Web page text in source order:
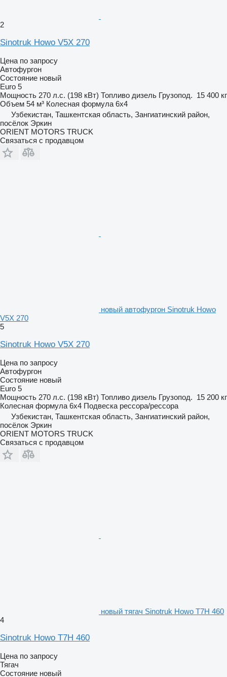
2
Sinotruk Howo V5X 270
Цена по запросу
Автофургон
Состояние новый
Euro 5
Мощность 270 л.с. (198 кВт) Топливо дизель Грузопод. 15 400 кг
Объем 54 м³ Колесная формула 6x4
Узбекистан, Ташкентская область, Зангиатинский район,
посёлок Эркин
ORIENT MOTORS TRUCK
Связаться с продавцом
новый автофургон Sinotruk Howo
V5X 270
5
Sinotruk Howo V5X 270
Цена по запросу
Автофургон
Состояние новый
Euro 5
Мощность 270 л.с. (198 кВт) Топливо дизель Грузопод. 15 200 кг
Колесная формула 6x4 Подвеска рессора/рессора
Узбекистан, Ташкентская область, Зангиатинский район,
посёлок Эркин
ORIENT MOTORS TRUCK
Связаться с продавцом
новый тягач Sinotruk Howo T7H 460
4
Sinotruk Howo T7H 460
Цена по запросу
Тягач
Состояние новый